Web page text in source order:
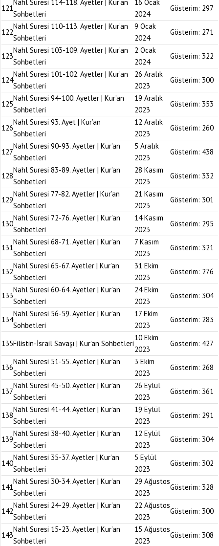
121
Nahl Suresi 114-118. Ayetler | Kur’an
Sohbetleri
16 Ocak
2024
Gösterim: 297
122
Nahl Suresi 110-113. Ayetler | Kur’an
Sohbetleri
9 Ocak
2024
Gösterim: 271
123
Nahl Suresi 103-109. Ayetler | Kur’an
Sohbetleri
2 Ocak
2024
Gösterim: 322
124
Nahl Suresi 101-102. Ayetler | Kur’an
Sohbetleri
26 Aralık
2023
Gösterim: 300
125
Nahl Suresi 94-100. Ayetler | Kur’an
Sohbetleri
19 Aralık
2023
Gösterim: 353
126
Nahl Suresi 93. Ayet | Kur’an
Sohbetleri
12 Aralık
2023
Gösterim: 260
127
Nahl Suresi 90-93. Ayetler | Kur’an
Sohbetleri
5 Aralık
2023
Gösterim: 438
128
Nahl Suresi 83-89. Ayetler | Kur’an
Sohbetleri
28 Kasım
2023
Gösterim: 332
129
Nahl Suresi 77-82. Ayetler | Kur’an
Sohbetleri
21 Kasım
2023
Gösterim: 301
130
Nahl Suresi 72-76. Ayetler | Kur’an
Sohbetleri
14 Kasım
2023
Gösterim: 295
131
Nahl Suresi 68-71. Ayetler | Kur’an
Sohbetleri
7 Kasım
2023
Gösterim: 321
132
Nahl Suresi 65-67. Ayetler | Kur’an
Sohbetleri
31 Ekim
2023
Gösterim: 276
133
Nahl Suresi 60-64. Ayetler | Kur’an
Sohbetleri
24 Ekim
2023
Gösterim: 304
134
Nahl Suresi 56-59. Ayetler | Kur’an
Sohbetleri
17 Ekim
2023
Gösterim: 283
135Filistin-İsrail Savaşı | Kur’an Sohbetleri
10 Ekim
2023
Gösterim: 427
136
Nahl Suresi 51-55. Ayetler | Kur’an
Sohbetleri
3 Ekim
2023
Gösterim: 268
137
Nahl Suresi 45-50. Ayetler | Kur’an
Sohbetleri
26 Eylül
2023
Gösterim: 361
138
Nahl Suresi 41-44. Ayetler | Kur’an
Sohbetleri
19 Eylül
2023
Gösterim: 291
139
Nahl Suresi 38-40. Ayetler | Kur’an
Sohbetleri
12 Eylül
2023
Gösterim: 304
140
Nahl Suresi 35-37. Ayetler | Kur’an
Sohbetleri
5 Eylül
2023
Gösterim: 302
141
Nahl Suresi 30-34. Ayetler | Kur’an
Sohbetleri
29 Ağustos
2023
Gösterim: 328
142
Nahl Suresi 24-29. Ayetler | Kur’an
Sohbetleri
22 Ağustos
2023
Gösterim: 300
143
Nahl Suresi 15-23. Ayetler | Kur’an
Sohbetleri
15 Ağustos
2023
Gösterim: 308